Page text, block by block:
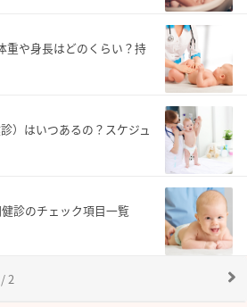
重や身長はどのくらい？持
）はいつあるの？スケジュ
診のチェック項目一覧
2